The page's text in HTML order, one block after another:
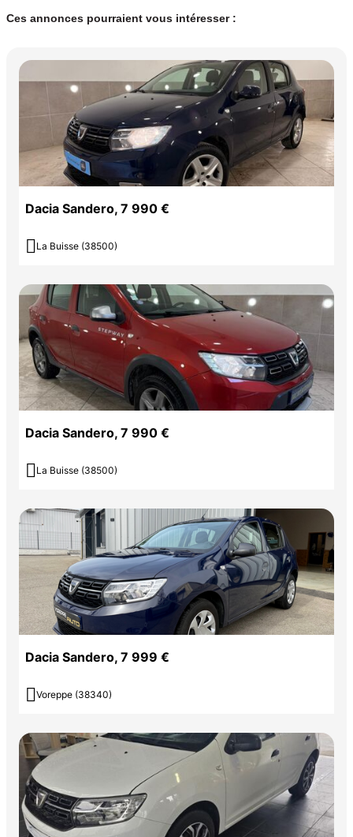
Ces annonces pourraient vous intéresser :
Dacia Sandero, 7 990 €
 La Buisse (38500)
Dacia Sandero, 7 990 €
 La Buisse (38500)
Dacia Sandero, 7 999 €
 Voreppe (38340)